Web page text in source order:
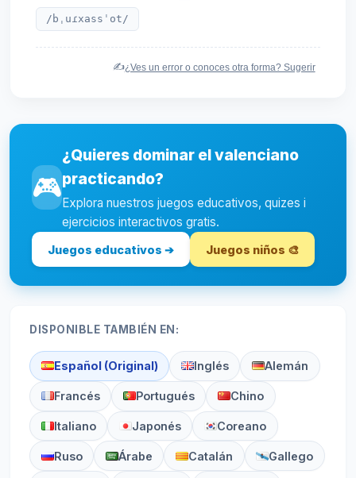
/bˌuɾxassˈot/
✍️¿Ves un error o conoces otra forma? Sugerir
🎮
¿Quieres dominar el valenciano
practicando?
Explora nuestros juegos educativos, quizes i
ejercicios interactivos gratis.
Juegos educativos ➔ Juegos niños 🎨
DISPONIBLE TAMBIÉN EN:
Español (Original) Inglés Alemán
Francés Portugués Chino
Italiano Japonés Coreano
Ruso Árabe Catalán Gallego